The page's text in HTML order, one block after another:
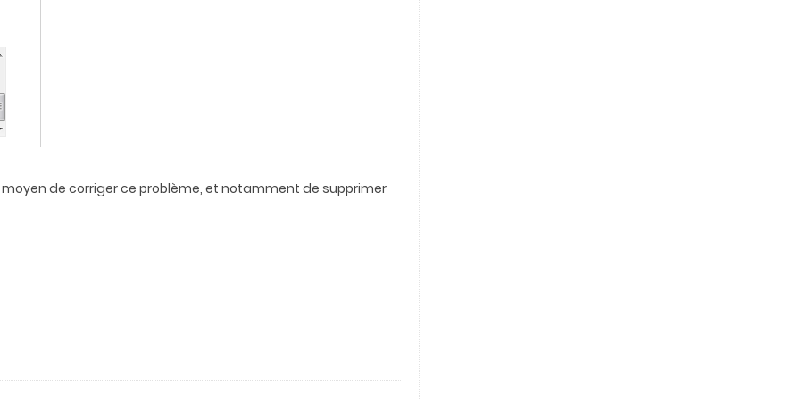
de corriger ce problème, et notamment de supprimer